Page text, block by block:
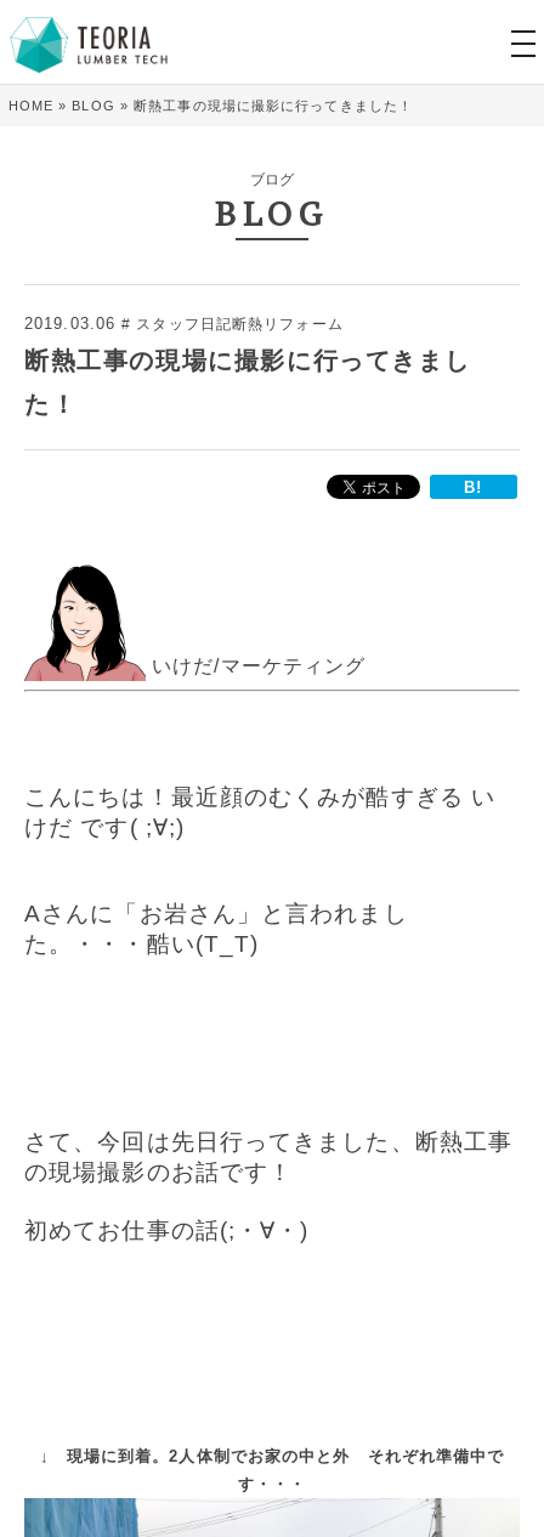
HOME » BLOG »断熱工事の現場に撮影に行ってきました！
ブログ
BLOG
2019.03.06 スタッフ日記断熱リフォーム
断熱工事の現場に撮影に行ってきまし
た！
B!
いけだ/マーケティング
こんにちは！最近顔のむくみが酷すぎる い
けだ です( ;∀;)
Aさんに「お岩さん」と言われまし
た。
・・・酷い(T_T)
さて、今回は先日行ってきました、断熱工事
の現場撮影のお話です！
初めてお仕事の話(;・∀・)
↓ 現場に到着。2人体制でお家の中と外 それぞれ準備中で
す・・・